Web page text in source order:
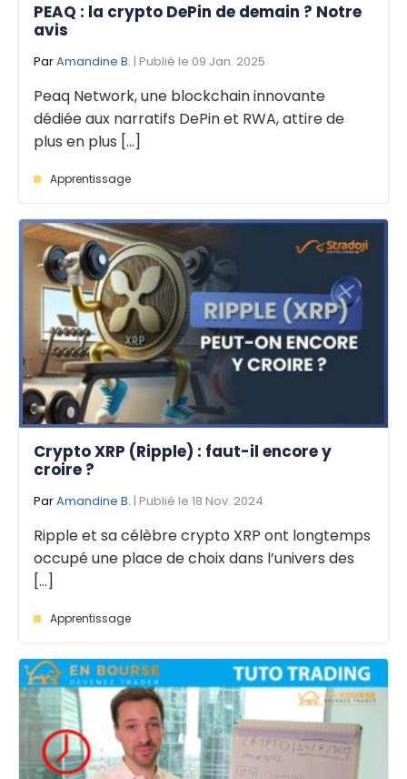
PEAQ : la crypto DePin de demain ? Notre
avis
ParAmandine B. | Publié le 09 Jan. 2025
Peaq Network, une blockchain innovante
dédiée aux narratifs DePin et RWA, attire de
plus en plus [...]
Apprentissage
Crypto XRP (Ripple) : faut-il encore y
croire ?
ParAmandine B. | Publié le 18 Nov. 2024
Ripple et sa célèbre crypto XRP ont longtemps
occupé une place de choix dans l’univers des
[...]
Apprentissage